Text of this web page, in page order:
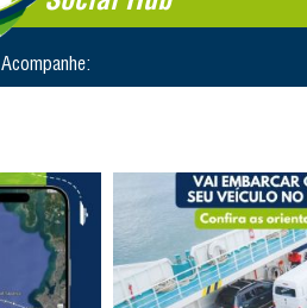
Acompanhe: